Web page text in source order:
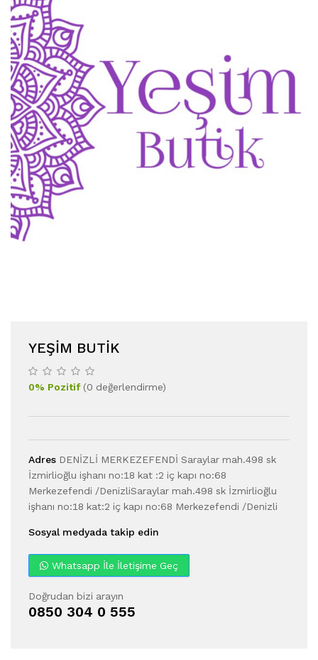
YEŞIM BUTIK
0% Pozitif(0 değerlendirme)
Adres DENİZLİ MERKEZEFENDİ Saraylar mah.498 sk
İzmirlioğlu işhanı no:18 kat :2 iç kapı no:68
Merkezefendi /DenizliSaraylar mah.498 sk İzmirlioğlu
işhanı no:18 kat:2 iç kapı no:68 Merkezefendi /Denizli
Sosyal medyada takip edin
Whatsapp İle İletişime Geç
Doğrudan bizi arayın
0850 304 0 555